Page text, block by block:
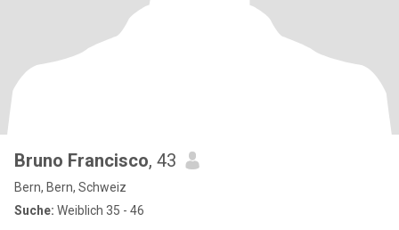
Bruno Francisco, 43
Bern, Bern, Schweiz
Suche: Weiblich 35 - 46